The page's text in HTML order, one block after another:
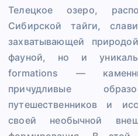
Телецкое озеро,
Сибирской тайги,
захватывающей
фауной, но и
formations —
причудливые
путешественников и
своей необычной